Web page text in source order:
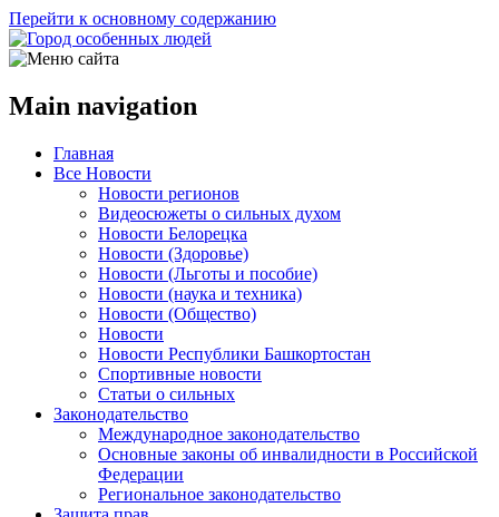
Перейти к основному содержанию
Main navigation
Главная
Все Новости
Новости регионов
Видеосюжеты о сильных духом
Новости Белорецка
Новости (Здоровье)
Новости (Льготы и пособие)
Новости (наука и техника)
Новости (Общество)
Новости
Новости Республики Башкортостан
Спортивные новости
Статьи о сильных
Законодательство
Международное законодательство
Основные законы об инвалидности в Российской
Федерации
Региональное законодательство